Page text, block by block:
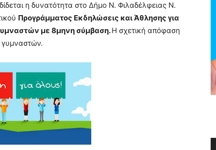
η δυνατότητα στο Δήμο Ν. Φιλαδέλφειας Ν.
Προγράμματος Εκδηλώσεις και Άθλησης για
με 8μηνη σύμβαση.Η σχετική απόφαση
γυμναστών.